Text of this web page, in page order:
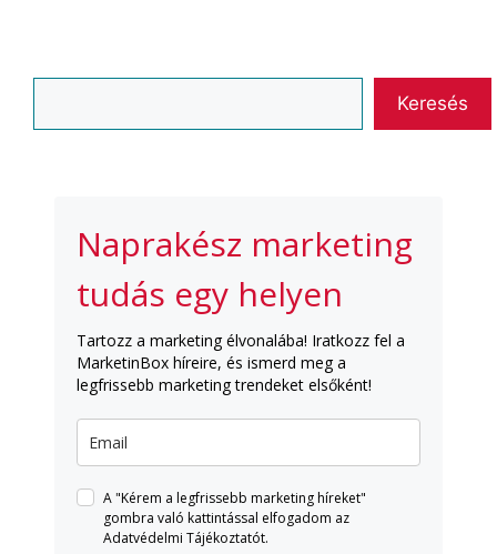
Keresés
Naprakész marketing
tudás egy helyen
Tartozz a marketing élvonalába! Iratkozz fel a
MarketinBox híreire, és ismerd meg a
legfrissebb marketing trendeket elsőként!
A "Kérem a legfrissebb marketing híreket"
gombra való kattintással elfogadom az
Adatvédelmi Tájékoztatót.